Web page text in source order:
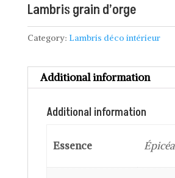
Lambris grain d’orge
Category: Lambris déco intérieur
Additional information
Additional information
Essence Épicéa